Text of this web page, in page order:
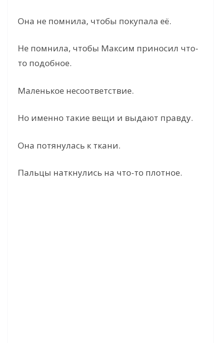
Она не помнила, чтобы покупала её.
Не помнила, чтобы Максим приносил что-
то подобное.
Маленькое несоответствие.
Но именно такие вещи и выдают правду.
Она потянулась к ткани.
Пальцы наткнулись на что-то плотное.